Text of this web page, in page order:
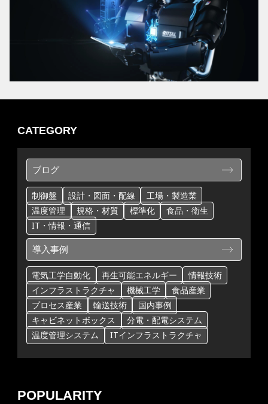
CATEGORY
ブログ
制御盤 設計・図面・配線
工場・製造業
温度管理
規格・材質 標準化
食品・衛生
IT・情報・通信
導入事例
電気工学自動化 再生可能エネルギー
情報技術
インフラストラクチャ
機械工学
食品産業
プロセス産業
輸送技術
国内事例
キャビネットボックス
分電・配電システム
温度管理システム
ITインフラストラクチャ
POPULARITY